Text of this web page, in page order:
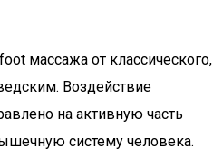
массажа от классического,
Воздействие
на активную часть
систему человека.